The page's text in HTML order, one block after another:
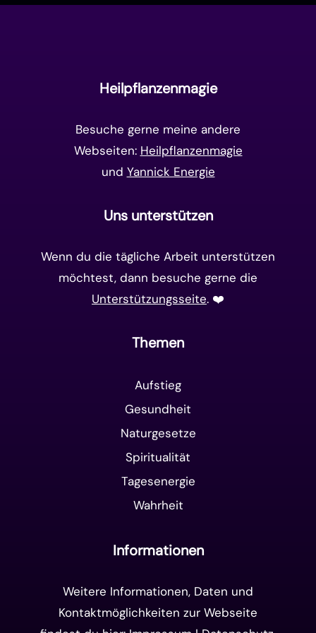
Heilpflanzenmagie
Besuche gerne meine andere
Webseiten: Heilpflanzenmagie
und Yannick Energie
Uns unterstützen
Wenn du die tägliche Arbeit unterstützen
möchtest, dann besuche gerne die
Unterstützungsseite. ❤️️
Themen
Aufstieg
Gesundheit
Naturgesetze
Spiritualität
Tagesenergie
Wahrheit
Informationen
Weitere Informationen, Daten und
Kontaktmöglichkeiten zur Webseite